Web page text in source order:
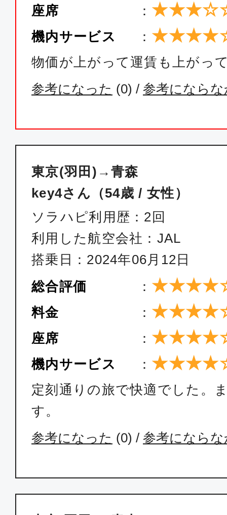
座席 ：
機内サービス ：
物価が上がって運賃も上がっ
参考になった (0) / 参考になら
東京(羽田)→青森
key4さん（54歳 / 女性）
ソラハピ利用歴：2回
利用した航空会社：JAL
搭乗日：2024年06月12日
総合評価
：
料金 ：
座席 ：
機内サービス ：
定刻通りの旅で快適でした。
す。
参考になった (0) / 参考になら